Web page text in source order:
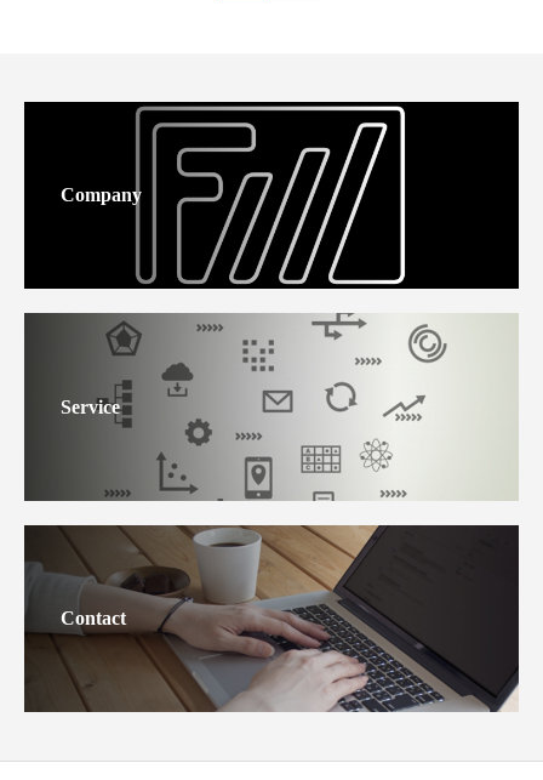
Company
Service
Contact